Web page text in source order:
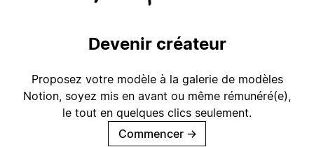
Devenir créateur
Proposez votre modèle à la galerie de modèles
Notion, soyez mis en avant ou même rémunéré(e),
le tout en quelques clics seulement.
Commencer →